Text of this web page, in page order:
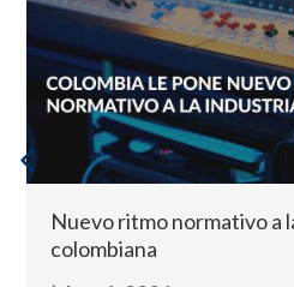
Nuevo ritmo normativo a
colombiana